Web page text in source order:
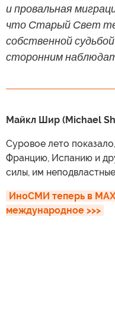
и провальная
что Старый Свет
собственной
сторонним
Майкл Шир (Michael
Суровое лето
Францию, Испанию и
силы, им
ИноСМИ теперь в
международное >>>